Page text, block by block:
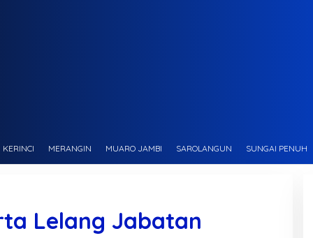
KERINCI MERANGIN MUARO JAMBI SAROLANGUN SUNGAI PENUH
Lelang Jabatan